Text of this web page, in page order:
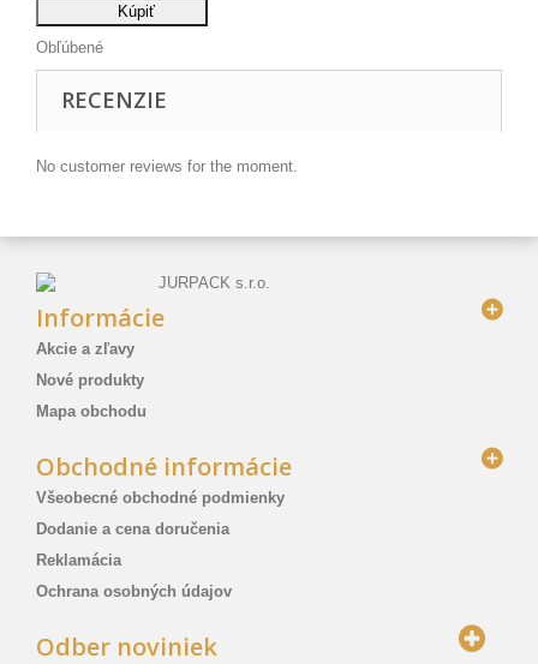
Kúpiť
Obľúbené
RECENZIE
No customer reviews for the moment.
Informácie
Akcie a zľavy
Nové produkty
Mapa obchodu
Obchodné informácie
Všeobecné obchodné podmienky
Dodanie a cena doručenia
Reklamácia
Ochrana osobných údajov
Odber noviniek